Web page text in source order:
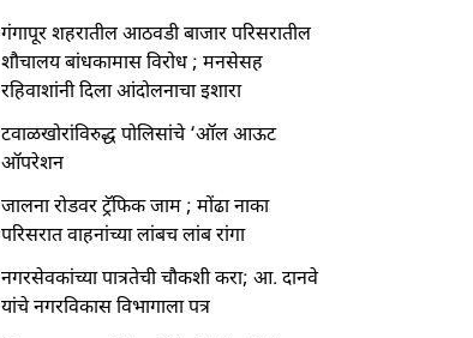
गंगापूर शहरातील आठवडी बाजार परिसरातील
शौचालय बांधकामास विरोध ; मनसेसह
रहिवाशांनी दिला आंदोलनाचा इशारा
टवाळखोरांविरुद्ध पोलिसांचे ‘ऑल आऊट
ऑपरेशन
जालना रोडवर ट्रॅफिक जाम ; मोंढा नाका
परिसरात वाहनांच्या लांबच लांब रांगा
नगरसेवकांच्या पात्रतेची चौकशी करा; आ. दानवे
यांचे नगरविकास विभागाला पत्र